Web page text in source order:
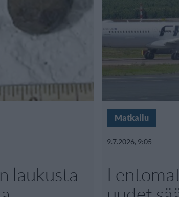
laukusta
Matkailu
9.7.2026, 9:05